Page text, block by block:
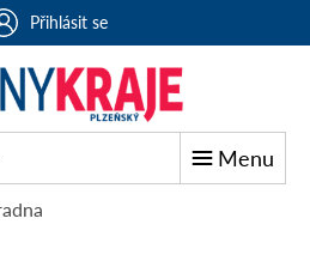
Přihlásit se
Menu